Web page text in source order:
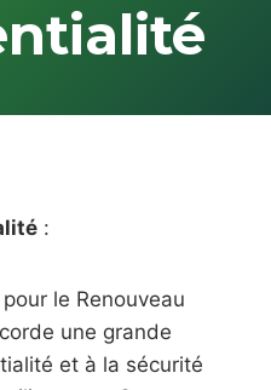
:
le Renouveau
une grande
et à la sécurité